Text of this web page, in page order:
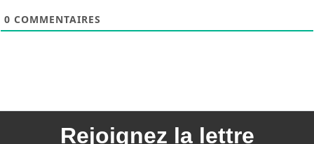
0 COMMENTAIRES
Rejoignez la lettre